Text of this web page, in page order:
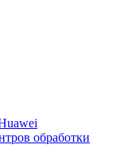
обработки